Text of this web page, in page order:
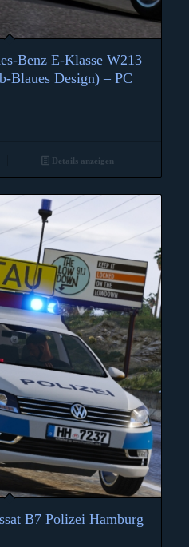
Benz E-Klasse W213
Blaues Design) – PC
Details anzeigen
B7 Polizei Hamburg